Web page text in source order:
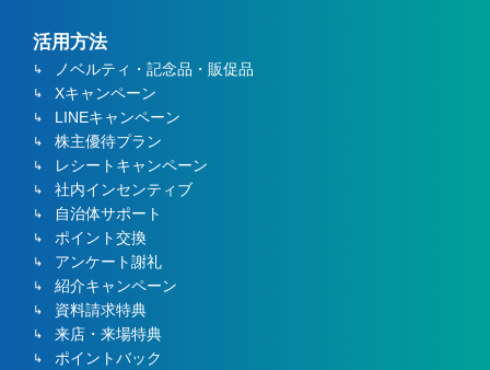
活用方法
ノベルティ・記念品・販促品
Xキャンペーン
LINEキャンペーン
株主優待プラン
レシートキャンペーン
社内インセンティブ
自治体サポート
ポイント交換
アンケート謝礼
紹介キャンペーン
資料請求特典
来店・来場特典
ポイントバック